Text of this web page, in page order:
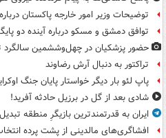
توضیحات وزیر امور خارجه پاکستان
توافق دمشق و مسکو درباره آینده دو
حضور پزشکیان در چهل‌وششمین سالگرد
تراکتور به دنبال آرش رضاوند
پاپ لئو بار دیگر خواستار پایان جنگ
شادی بعد از گل در برزیل حادثه آفرید!
ایران به قدرتمندترین بازیگرِ منطقه
افشاگری‌های مالدینی از پشت پرده